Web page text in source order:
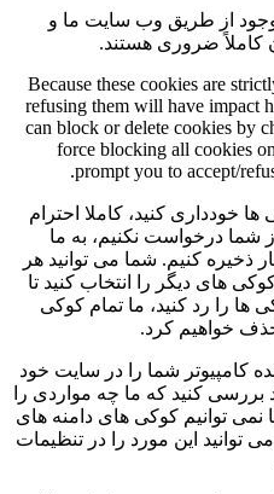
از طریق وب سایت ما و
کاملاً ضروری هستند.
Because these cookies are
refusing them will have impact
can block or delete cookies by
force blocking all cookies
prompt you to accept/
خودداری کنید، کاملا احترام
شما درخواست نکنیم، به ما
ذخیره کنیم. شما می توانید هر
های دیگر را انتخاب کنید تا
ها را رد کنید، ما تمام کوکی
خواهیم کرد.
کامپیوتر شما را در سایت خود
بررسی کنید که ما چه مواردی را
نمی توانیم کوکی های دامنه های
توانید این مورد را در تنظیمات